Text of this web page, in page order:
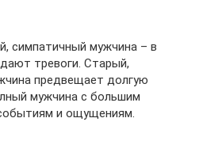
симпатичный мужчина – в
тревоги. Старый,
предвещает долгую
мужчина с большим
и ощущениям.